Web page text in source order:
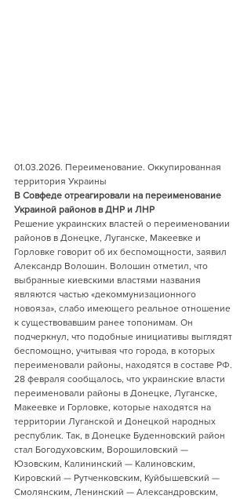
01.03.2026. Переименование. Оккупированная
территория Украины
В Совфеде отреагировали на переименование
Украиной районов в ДНР и ЛНР
Решение украинских властей о переименовании
районов в Донецке, Луганске, Макеевке и
Горловке говорит об их беспомощности, заявил
Александр Волошин. Волошин отметил, что
выбранные киевскими властями названия
являются частью «декоммунизационного
новояза», слабо имеющего реальное отношение
к существовавшим ранее топонимам. Он
подчеркнул, что подобные инициативы выглядят
беспомощно, учитывая что города, в которых
переименовали районы, находятся в составе РФ.
28 февраля сообщалось, что украинские власти
переименовали районы в Донецке, Луганске,
Макеевке и Горловке, которые находятся на
территории Луганской и Донецкой народных
республик. Так, в Донецке Буденновский район
стал Богодуховским, Ворошиловский —
Юзовским, Калининский — Калиновским,
Кировский — Рутченковским, Куйбышевский —
Смолянским, Ленинский — Александровским,